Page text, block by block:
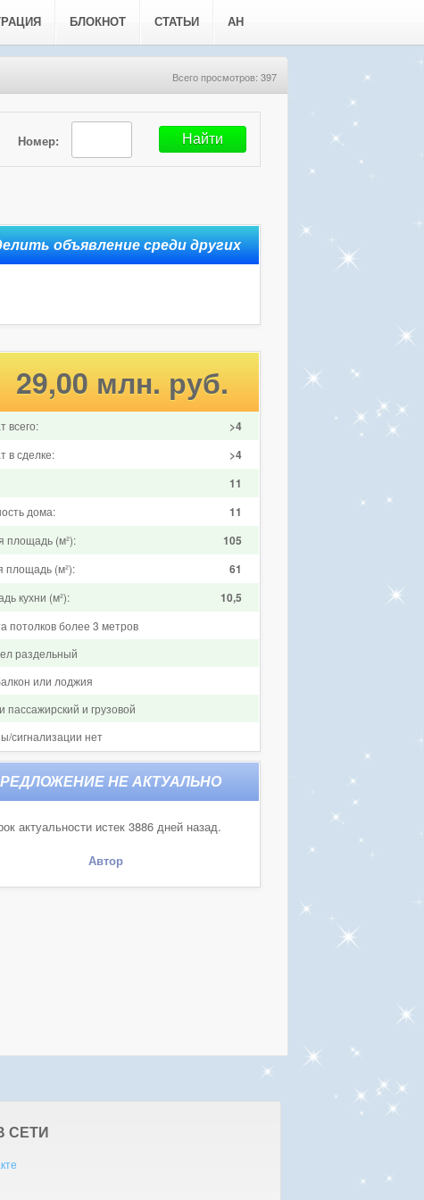
БЛОКНОТ СТАТЬИ АН
Всего просмотров: 397
Номер:
29,00 млн. руб.
всего: >4
в сделке: >4
11
дома: 11
площадь (м²): 105
площадь (м²): 61
кухни (м²): 10,5
потолков более 3 метров
раздельный
или лоджия
пассажирский и грузовой
сигнализации нет
актуальности истек 3886 дней назад.
Автор
СЕТИ